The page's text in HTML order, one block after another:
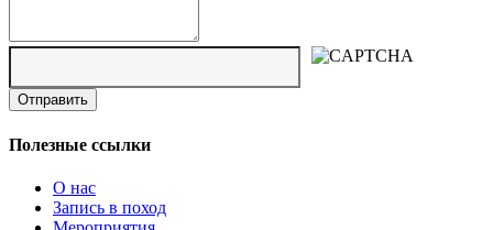
Полезные ссылки
О нас
Запись в поход